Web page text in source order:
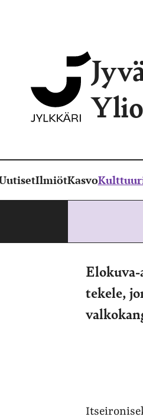
IlmiötKasvo
tekele,